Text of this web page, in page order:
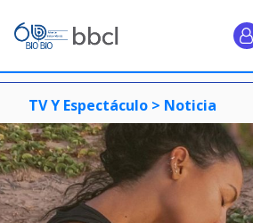
TV Y Espectáculo > Noticia